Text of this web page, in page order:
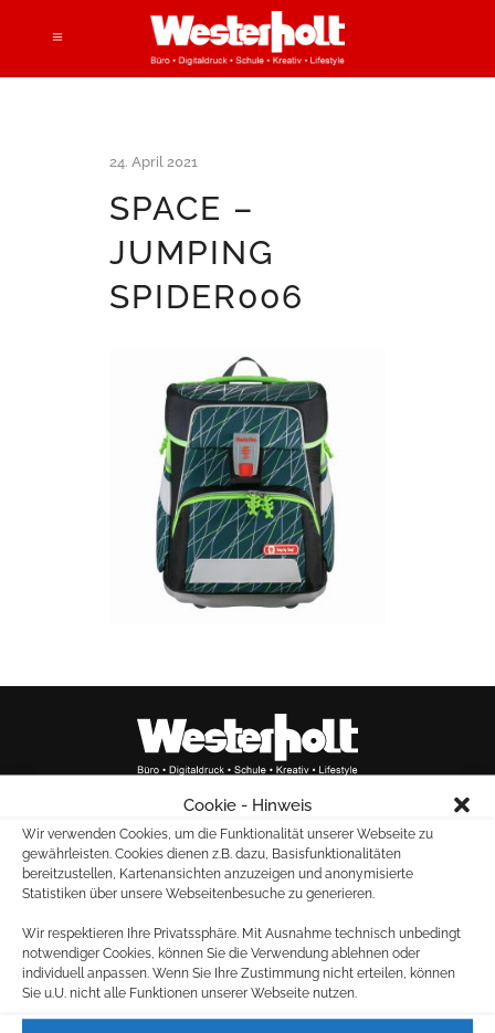
Cookie - Hinweis
Wir verwenden Cookies, um die Funktionalität unserer Webseite zu
gewährleisten. Cookies dienen z.B. dazu, Basisfunktionalitäten
bereitzustellen, Kartenansichten anzuzeigen und anonymisierte
Statistiken über unsere Webseitenbesuche zu generieren.
Wir respektieren Ihre Privatssphäre. Mit Ausnahme technisch unbedingt
notwendiger Cookies, können Sie die Verwendung ablehnen oder
individuell anpassen. Wenn Sie Ihre Zustimmung nicht erteilen, können
Sie u.U. nicht alle Funktionen unserer Webseite nutzen.
24. April 2021
SPACE –
JUMPING
SPIDER006
Marktallee 20
48165 Münster
Tel.: 02501 – 261880
E-MAIL: